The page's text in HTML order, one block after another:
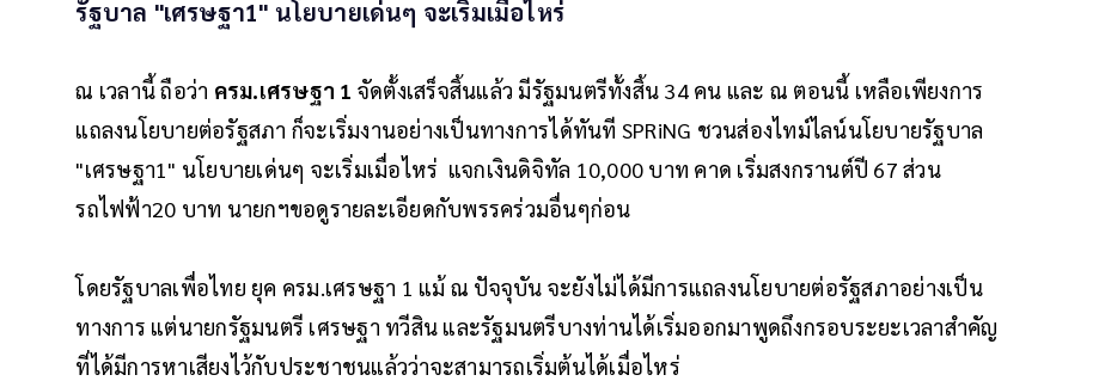
รัฐบาล "เศรษฐา1" นโยบายเด่นๆ จะเริ่มเมื่อไหร่
ณ เวลานี้ ถือว่า ครม.เศรษฐา 1 จัดตั้งเสร็จสิ้นแล้ว มีรัฐมนตรีทั้งสิ้น 34 คน และ ณ ตอนนี้ เหลือเพียงการ
แถลงนโยบายต่อรัฐสภา ก็จะเริ่มงานอย่างเป็นทางการได้ทันที SPRiNG ชวนส่องไทม์ไลน์นโยบายรัฐบาล
"เศรษฐา1" นโยบายเด่นๆ จะเริ่มเมื่อไหร่ แจกเงินดิจิทัล 10,000 บาท คาด เริ่มสงกรานต์ปี 67 ส่วน
รถไฟฟ้า20 บาท นายกฯขอดูรายละเอียดกับพรรคร่วมอื่นๆก่อน
โดยรัฐบาลเพื่อไทย ยุค ครม.เศรษฐา 1 แม้ ณ ปัจจุบัน จะยังไม่ได้มีการแถลงนโยบายต่อรัฐสภาอย่างเป็น
ทางการ แต่นายกรัฐมนตรี เศรษฐา ทวีสิน และรัฐมนตรีบางท่านได้เริ่มออกมาพูดถึงกรอบระยะเวลาสำคัญ
ที่ได้มีการหาเสียงไว้กับประชาชนแล้วว่าจะสามารถเริ่มต้นได้เมื่อไหร่